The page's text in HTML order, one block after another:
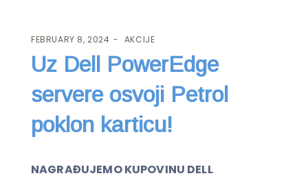
FEBRUARY 8, 2024 AKCIJE
Uz Dell PowerEdge
servere osvoji Petrol
poklon karticu!
NAGRAĐUJEMO KUPOVINU DELL